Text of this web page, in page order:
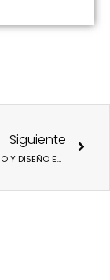
Siguiente
SIKKIM GIN; LUJO Y DISEÑO EN LA BOTELLA DE GINEBRA MÁS SOSTENIBLE